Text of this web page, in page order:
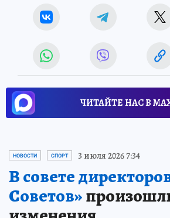
ЧИТАЙТЕ НАС В
НОВОСТИ СПОРТ 3 июля 2026 7:34
В совете
Советов»